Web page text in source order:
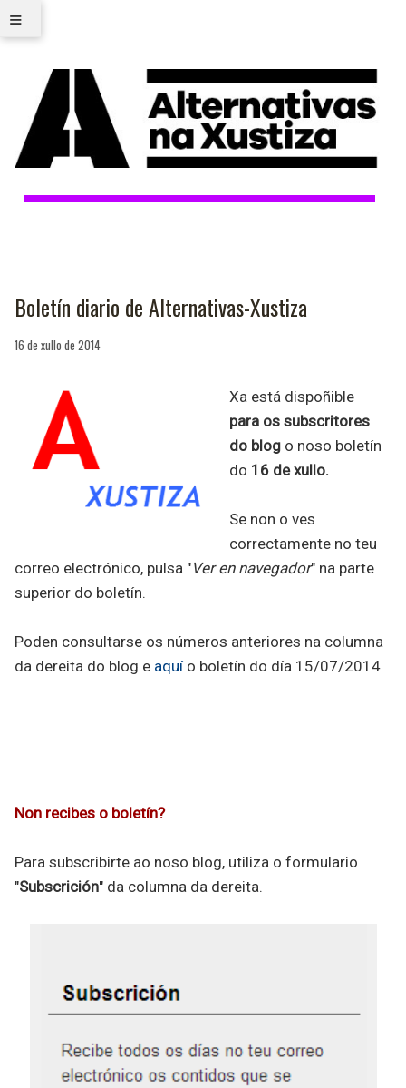
≡
Boletín diario de Alternativas-Xustiza
16 de xullo de 2014
Xa está dispoñible
para os subscritores
do blog o noso boletín
do 16 de xullo.
Se non o ves
correctamente no teu
correo electrónico, pulsa "Ver en navegador" na parte
superior do boletín.
Poden consultarse os números anteriores na columna
da dereita do blog e aquí o boletín do día 15/07/2014
Non recibes o boletín?
Para subscribirte ao noso blog, utiliza o formulario
"Subscrición" da columna da dereita.